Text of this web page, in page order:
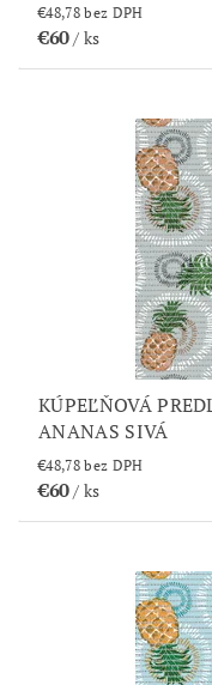
€48,78 bez DPH
€60/ ks
KÚPEĽŇOVÁ
ANANAS SIVÁ
€48,78 bez DPH
€60/ ks